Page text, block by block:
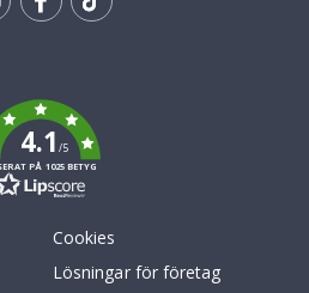
4.1/5
PÅ 1025 BETYG
Cookies
Lösningar för företag